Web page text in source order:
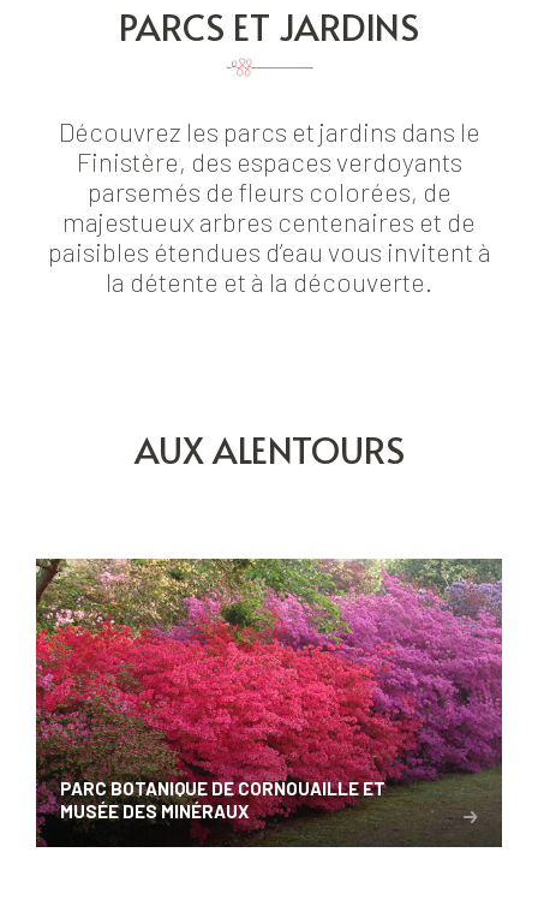
PARCS ET JARDINS
Découvrez les parcs et jardins dans le
Finistère, des espaces verdoyants
parsemés de fleurs colorées, de
majestueux arbres centenaires et de
paisibles étendues d’eau vous invitent à
la détente et à la découverte.
AUX ALENTOURS
PARC BOTANIQUE DE CORNOUAILLE ET
MUSÉE DES MINÉRAUX